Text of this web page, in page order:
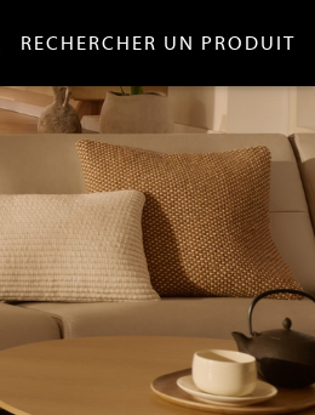
RECHERCHER UN PRODUIT